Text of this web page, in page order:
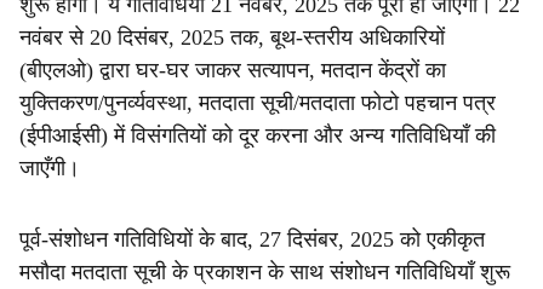
शुरू होगा। ये गतिविधियाँ 21 नवंबर, 2025 तक पूरी हो जाएँगी। 22
नवंबर से 20 दिसंबर, 2025 तक, बूथ-स्तरीय अधिकारियों
(बीएलओ) द्वारा घर-घर जाकर सत्यापन, मतदान केंद्रों का
युक्तिकरण/पुनर्व्यवस्था, मतदाता सूची/मतदाता फोटो पहचान पत्र
(ईपीआईसी) में विसंगतियों को दूर करना और अन्य गतिविधियाँ की
जाएँगी।
पूर्व-संशोधन गतिविधियों के बाद, 27 दिसंबर, 2025 को एकीकृत
मसौदा मतदाता सूची के प्रकाशन के साथ संशोधन गतिविधियाँ शुरू